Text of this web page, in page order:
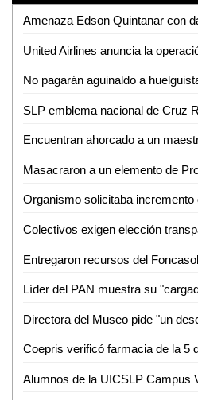
Entregaron recursos del
Directora del Museo pide "un
Coepris verificó farmacia de la 5